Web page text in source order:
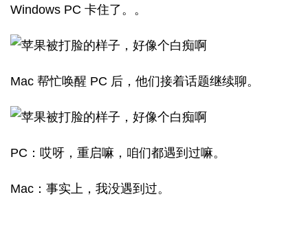
Windows PC 卡住了。。
Mac 帮忙唤醒 PC 后，他们接着话题继续聊。
PC：哎呀，重启嘛，咱们都遇到过嘛。
Mac：事实上，我没遇到过。